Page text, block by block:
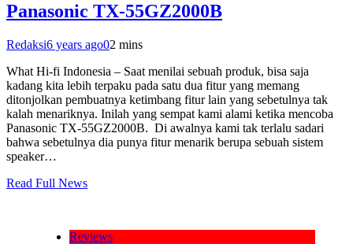
Panasonic TX-55GZ2000B
Redaksi6 years ago02 mins
What Hi-fi Indonesia – Saat menilai sebuah produk, bisa saja
kadang kita lebih terpaku pada satu dua fitur yang memang
ditonjolkan pembuatnya ketimbang fitur lain yang sebetulnya tak
kalah menariknya. Inilah yang sempat kami alami ketika mencoba
Panasonic TX-55GZ2000B. Di awalnya kami tak terlalu sadari
bahwa sebetulnya dia punya fitur menarik berupa sebuah sistem
speaker…
Read Full News
Reviews